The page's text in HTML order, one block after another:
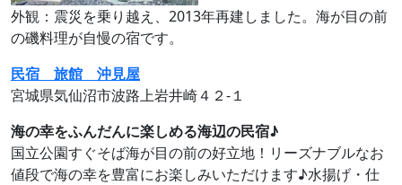
外観：震災を乗り越え、2013年再建しました。海が目の前
の磯料理が自慢の宿です。
民宿 旅館 沖見屋
宮城県気仙沼市波路上岩井崎４２‐１
海の幸をふんだんに楽しめる海辺の民宿♪
国立公園すぐそば海が目の前の好立地！リーズナブルなお
値段で海の幸を豊富にお楽しみいただけます♪水揚げ・仕